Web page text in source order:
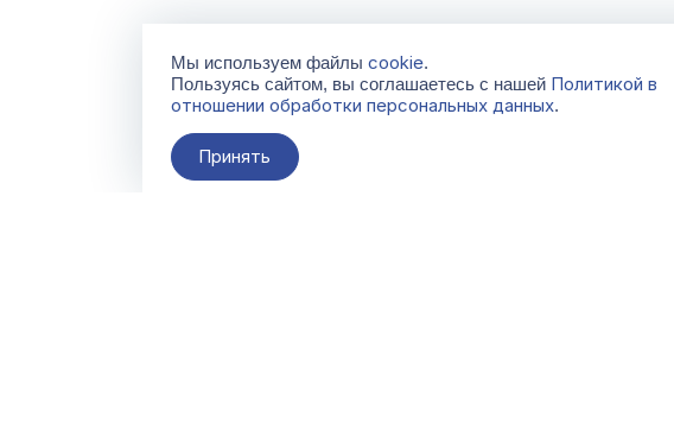
Мы используем файлы cookie.
Пользуясь сайтом, вы соглашаетесь с нашей Политикой в
отношении обработки персональных данных.
Принять